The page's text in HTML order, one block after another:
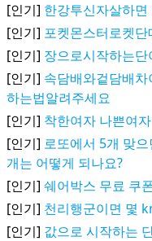
[인기] 한강투신자살하면
[인기] 포켓몬스터로켓단
[인기] 장으로시작하는단
[인기] 속담배와겉담배
하는법알려주세요
[인기] 착한여자 나쁜여
[인기] 로또에서 5개 맞
개는 어떻게 되나요?
[인기] 쉐어박스 무료 쿠
[인기] 천리행군이면 몇
[인기] 값으로 시작하는